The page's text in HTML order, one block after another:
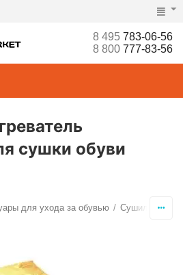
8 495783-06-56
8 800777-83-56
сушки обуви
для ухода за обувью / Сушилки и